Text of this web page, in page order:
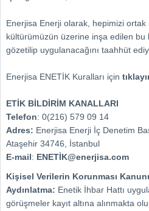
Enerjisa Enerji olarak, hepimizi
kültürümüzün üzerine inşa edilen bu
gözetilip uygulanacağını taahhüt
Enerjisa ENETİK Kuralları için
ETİK BİLDİRİM KANALLARI
Telefon: 0(216) 579 09 14
Adres: Enerjisa Enerji İç Denetim
Ataşehir 34746, İstanbul
E-mail: ENETİK@enerjisa.com
Kişisel Verilerin Korunması
Aydınlatma: Enetik İhbar Hattı
görüşmeler kayıt altına alınmakta